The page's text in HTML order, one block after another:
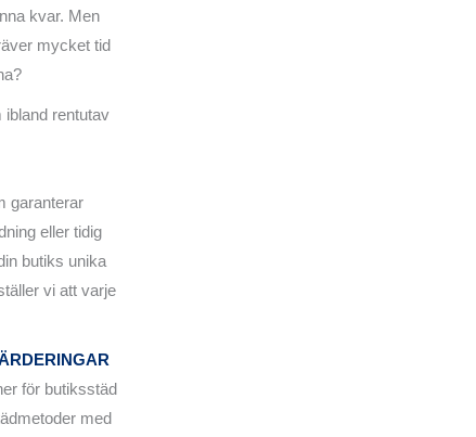
kvar. Men
mycket tid
ibland rentutav
garanterar
eller tidig
butiks unika
vi att varje
för butiksstäd
med